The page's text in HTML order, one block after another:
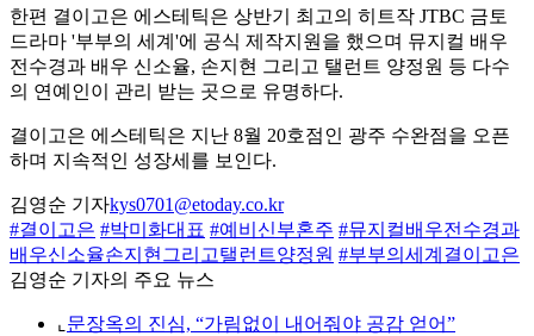
한편 결이고은 에스테틱은 상반기 최고의 히트작 JTBC 금토
드라마 '부부의 세계'에 공식 제작지원을 했으며 뮤지컬 배우
전수경과 배우 신소율, 손지현 그리고 탤런트 양정원 등 다수
의 연예인이 관리 받는 곳으로 유명하다.
결이고은 에스테틱은 지난 8월 20호점인 광주 수완점을 오픈
하며 지속적인 성장세를 보인다.
김영순 기자kys0701@etoday.co.kr
#결이고은 #박미화대표 #예비신부혼주 #뮤지컬배우전수경과
배우신소율손지현그리고탤런트양정원 #부부의세계결이고은
김영순 기자의 주요 뉴스
⌞ 문장옥의 진심, “가림없이 내어줘야 공감 얻어”